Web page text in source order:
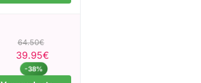
64.50€
39.95€
-38%